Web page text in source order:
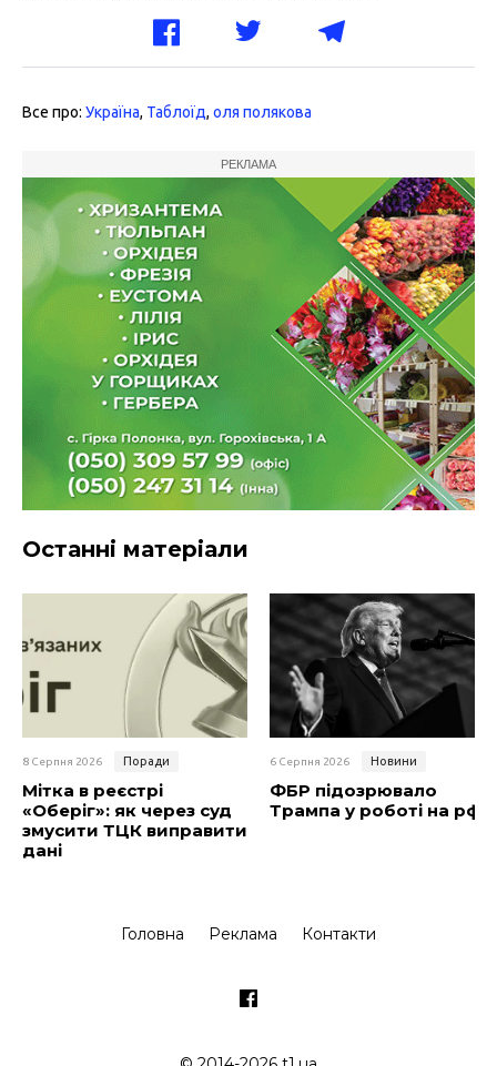
Все про: Україна, Таблоїд, оля полякова
РЕКЛАМА
Останні матеріали
8 Серпня 2026 Поради
Мітка в реєстрі
«Оберіг»: як через суд
змусити ТЦК виправити
дані
6 Серпня 2026 Новини
ФБР підозрювало
Трампа у роботі на рф
Головна Реклама Контакти